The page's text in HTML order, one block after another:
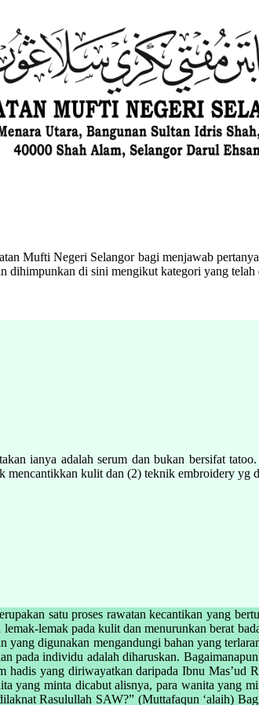
Mufti Negeri Selangor bagi menjawab
dihimpunkan di sini mengikut kategori yang
ianya adalah serum dan bukan bersifat
kulit dan (2) teknik embroidery yg
satu proses rawatan kecantikan yang
lemak pada kulit dan menurunkan berat
digunakan mengandungi bahan yang
pada individu adalah diharuskan.
hadis yang diriwayatkan daripada Ibnu
yang minta dicabut alisnya, para wanita yang
Rasulullah SAW?” (Muttafaqun ‘alaih)